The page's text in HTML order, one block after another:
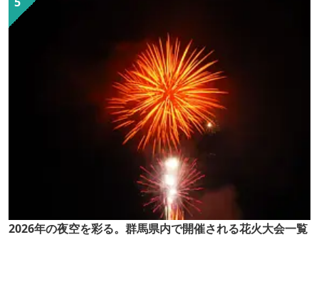
2026年の夜空を彩る。群馬県内で開催される花火大会一覧